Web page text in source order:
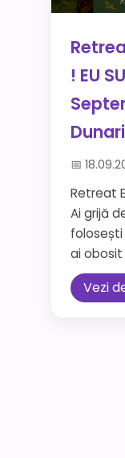
! EU
📅
Retreat
Ai grijă
ai obosit
Vezi